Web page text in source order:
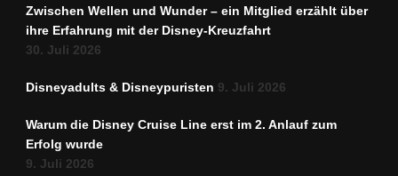
Zwischen Wellen und Wunder – ein Mitglied erzählt über
ihre Erfahrung mit der Disney-Kreuzfahrt
30. Juli 2026
Disneyadults & Disneypuristen 9. Juli 2026
Warum die Disney Cruise Line erst im 2. Anlauf zum
Erfolg wurde
9. Juli 2026